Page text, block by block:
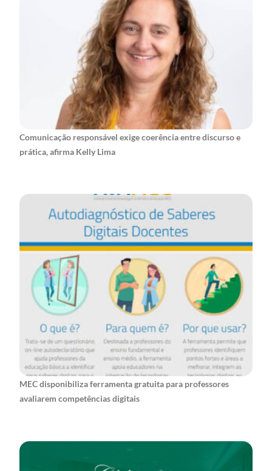
Comunicação responsável exige coerência entre discurso e
prática, afirma Kelly Lima
MEC disponibiliza ferramenta gratuita para professores
avaliarem competências digitais